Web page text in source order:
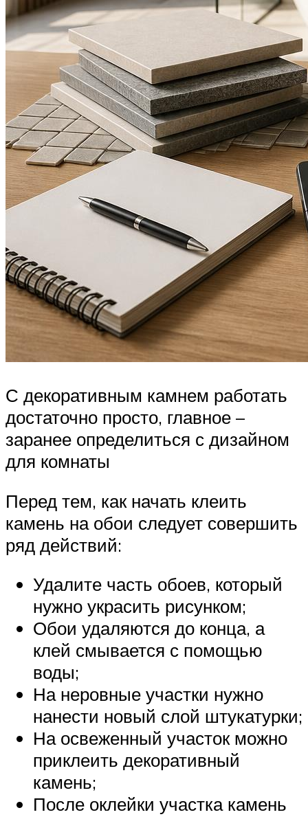
С декоративным камнем работать
достаточно просто, главное –
заранее определиться с дизайном
для комнаты
Перед тем, как начать клеить
камень на обои следует совершить
ряд действий:
Удалите часть обоев, который
нужно украсить рисунком;
Обои удаляются до конца, а
клей смывается с помощью
воды;
На неровные участки нужно
нанести новый слой штукатурки;
На освеженный участок можно
приклеить декоративный
камень;
После оклейки участка камень